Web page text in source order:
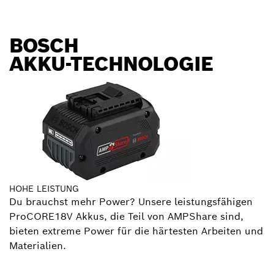
BOSCH
AKKU-TECHNOLOGIE
HOHE LEISTUNG
Du brauchst mehr Power? Unsere leistungsfähigen
ProCORE18V Akkus, die Teil von AMPShare sind,
bieten extreme Power für die härtesten Arbeiten und
Materialien.